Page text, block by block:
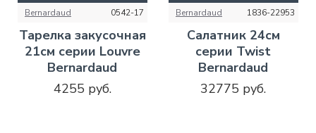
Bernardaud 0542-17
Тарелка закусочная
21см серии Louvre
Bernardaud
4255 руб.
Bernardaud 1836-22953
Салатник 24см
серии Twist
Bernardaud
32775 руб.